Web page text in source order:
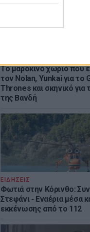
Το μαροκινό χωριό που
τον Nolan, Yunkai για το
Thrones και σκηνικό για
της Βανδή
ΕΙΔΗΣΕΙΣ
Φωτιά στην Κόρινθο:
Στεφάνι - Εναέρια μέσα
εκκένωσης από το 112